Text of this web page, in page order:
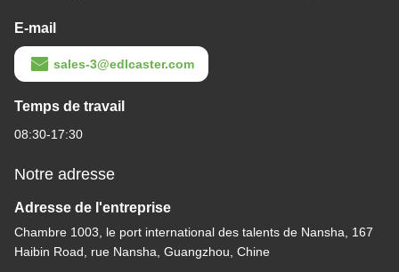
E-mail
sales-3@edlcaster.com
Temps de travail
08:30-17:30
Notre adresse
Adresse de l'entreprise
Chambre 1003, le port international des talents de Nansha, 167
Haibin Road, rue Nansha, Guangzhou, Chine